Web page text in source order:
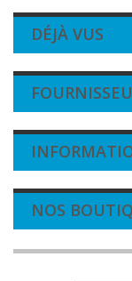
DÉJÀ VUS
NOS